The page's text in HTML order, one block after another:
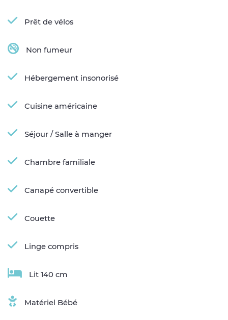
Prêt de vélos
Non fumeur
Hébergement insonorisé
Cuisine américaine
Séjour / Salle à manger
Chambre familiale
Canapé convertible
Couette
Linge compris
Lit 140 cm
Matériel Bébé